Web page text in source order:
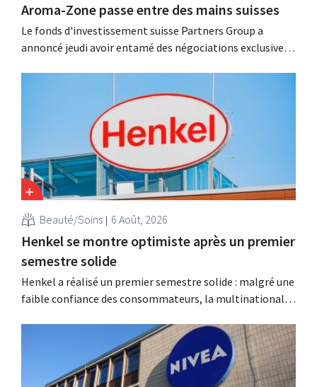
Aroma-Zone passe entre des mains suisses
Le fonds d'investissement suisse Partners Group a
annoncé jeudi avoir entamé des négociations exclusives
Beauté/Soins 6 Août, 2026
Henkel se montre optimiste après un premier
semestre solide
Henkel a réalisé un premier semestre solide : malgré une
faible confiance des consommateurs, la multinationale
des soins capillaires et des lessives, et intensifie ses
activités d'acquisition.